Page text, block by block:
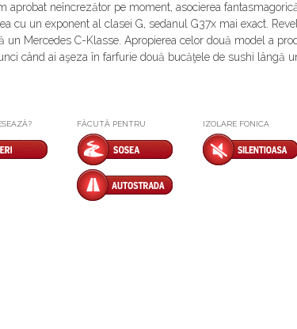
aprobat neîncrezător pe moment, asocierea
cu un exponent al clasei G, sedanul G37x mai exact.
un Mercedes C-Klasse. Apropierea celor două model a
când ai aşeza în farfurie două bucăţele de sushi lângă
FĂCUTĂ PENTRU IZOLARE FONICA